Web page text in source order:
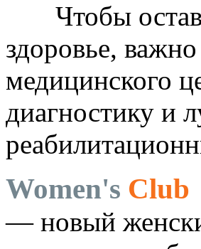
Чтобы
здоровье,
медицинского
диагностику и
Women's Club
— новый